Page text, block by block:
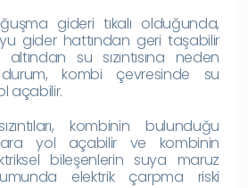
gideri tıkalı olduğunda,
gider hattından geri taşabilir
su sızıntısına neden
kombi çevresinde su
açabilir.
kombinin bulunduğu
yol açabilir ve kombinin
bileşenlerin suya maruz
elektrik çarpma riski